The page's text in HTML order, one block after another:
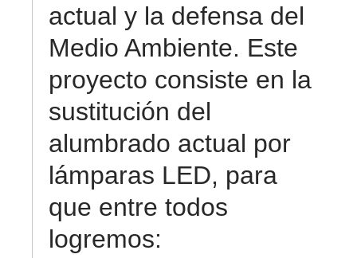
actual y la defensa del
Medio Ambiente. Este
proyecto consiste en la
sustitución del
alumbrado actual por
lámparas LED, para
que entre todos
logremos: